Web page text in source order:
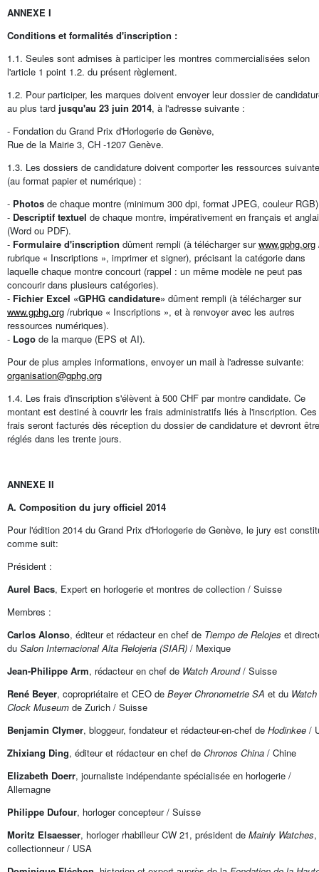
ANNEXE I
Conditions et formalités d'inscription :
1.1. Seules sont admises à participer les montres commercialisées selon
l'article 1 point 1.2. du présent règlement.
1.2. Pour participer, les marques doivent envoyer leur dossier de
au plus tard jusqu'au 23 juin 2014, à l'adresse suivante :
- Fondation du Grand Prix d'Horlogerie de Genève,
Rue de la Mairie 3, CH -1207 Genève.
1.3. Les dossiers de candidature doivent comporter les ressources
(au format papier et numérique) :
- Photos de chaque montre (minimum 300 dpi, format JPEG, couleur
- Descriptif textuel de chaque montre, impérativement en français et
(Word ou PDF).
- Formulaire d'inscription dûment rempli (à télécharger surwww.gphg.org
rubrique « Inscriptions », imprimer et signer), précisant la catégorie dans
laquelle chaque montre concourt (rappel : un même modèle ne peut pas
concourir dans plusieurs catégories).
- Fichier Excel «GPHG candidature» dûment rempli (à télécharger sur
www.gphg.org /rubrique « Inscriptions », et à renvoyer avec les autres
ressources numériques).
- Logo de la marque (EPS et AI).
Pour de plus amples informations, envoyer un mail à l'adresse suivante:
organisation@gphg.org
1.4. Les frais d'inscription s'élèvent à 500 CHF par montre candidate. Ce
montant est destiné à couvrir les frais administratifs liés à l'inscription. Ces
frais seront facturés dès réception du dossier de candidature et devront être
réglés dans les trente jours.
ANNEXE II
A. Composition du jury officiel 2014
Pour l'édition 2014 du Grand Prix d'Horlogerie de Genève, le jury est
comme suit:
Président :
Aurel Bacs, Expert en horlogerie et montres de collection / Suisse
Membres :
Carlos Alonso, éditeur et rédacteur en chef de Tiempo de Relojes et
du Salon Internacional Alta Relojeria (SIAR) / Mexique
Jean-Philippe Arm, rédacteur en chef de Watch Around/ Suisse
René Beyer, copropriétaire et CEO de Beyer Chronometrie SA et du
Clock Museum de Zurich / Suisse
Benjamin Clymer, bloggeur, fondateur et rédacteur-en-chef de Hodinkee /
Zhixiang Ding, éditeur et rédacteur en chef de Chronos China / Chine
Elizabeth Doerr, journaliste indépendante spécialisée en horlogerie /
Allemagne
Philippe Dufour, horloger concepteur / Suisse
Moritz Elsaesser, horloger rhabilleur CW 21, président de Mainly Watches,
collectionneur / USA